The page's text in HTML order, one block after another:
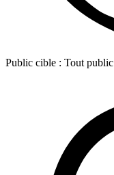
Public cible : Tout public